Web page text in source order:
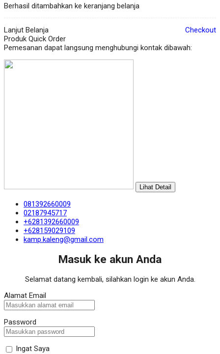
Berhasil ditambahkan ke keranjang belanja
Lanjut Belanja
Checkout
Produk Quick Order
Pemesanan dapat langsung menghubungi kontak dibawah:
Lihat Detail
081392660009
02187945717
+6281392660009
+628159029109
kamp.kaleng@gmail.com
Masuk ke akun Anda
Selamat datang kembali, silahkan login ke akun Anda.
Alamat Email
Password
Ingat Saya